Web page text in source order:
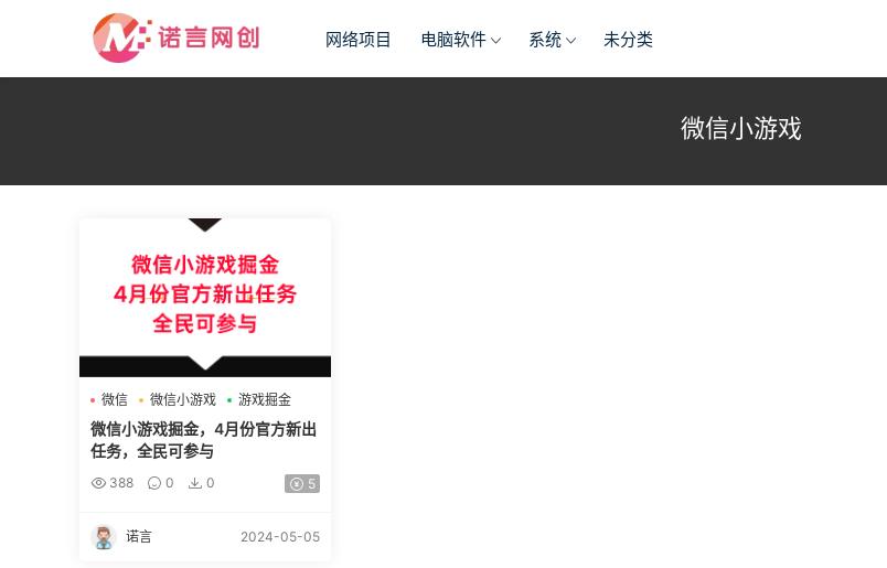
网络项目 电脑软件 系统 未分类
微信小游戏
微信 微信小游戏 游戏掘金
微信小游戏掘金，4月份官方新出
任务，全民可参与
388 0 0 5
诺言 2024-05-05